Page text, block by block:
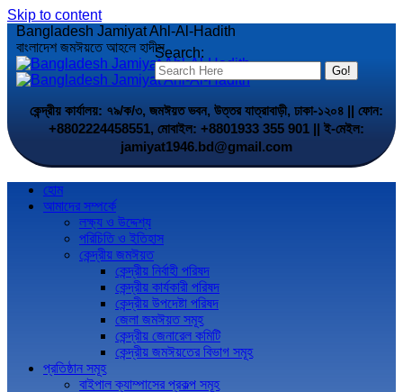
Skip to content
Search:
Bangladesh Jamiyat Ahl-Al-Hadith
বাংলাদেশ জমঈয়তে আহলে হাদীস
কেন্দ্রীয় কার্যালয়: ৭৯/ক/৩, জমঈয়ত ভবন, উত্তর যাত্রাবাড়ী, ঢাকা-১২০৪ || ফোন:
+8802224458551, মোবাইল: +8801933 355 901 || ই-মেইল:
jamiyat1946.bd@gmail.com
হোম
আমাদের সম্পর্কে
লক্ষ্য ও উদ্দেশ্য
পরিচিতি ও ইতিহাস
কেন্দ্রীয় জমঈয়ত
কেন্দ্রীয় নির্বাহী পরিষদ
কেন্দ্রীয় কার্যকারী পরিষদ
কেন্দ্রীয় উপদেষ্টা পরিষদ
জেলা জমঈয়ত সমূহ
কেন্দ্রীয় জেনারেল কমিটি
কেন্দ্রীয় জমঈয়তের বিভাগ সমূহ
প্রতিষ্ঠান সমূহ
বাইপাল ক্যাম্পাসের প্রকল্প সমূহ